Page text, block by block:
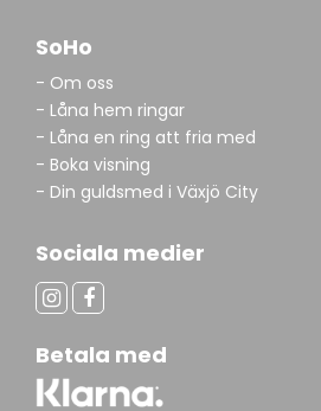
SoHo
- Om oss
- Låna hem ringar
- Låna en ring att fria med
- Boka visning
- Din guldsmed i Växjö City
Sociala medier
Betala med